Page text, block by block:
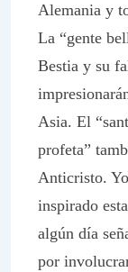
Alemania y
La “gente
Bestia y su
Asia. El
profeta”
Anticristo. Yo
inspirado
algún día
por